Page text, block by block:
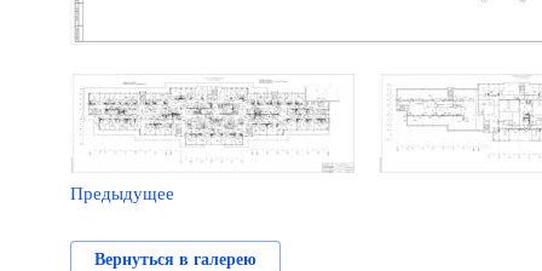
Предыдущее
Вернуться в галерею